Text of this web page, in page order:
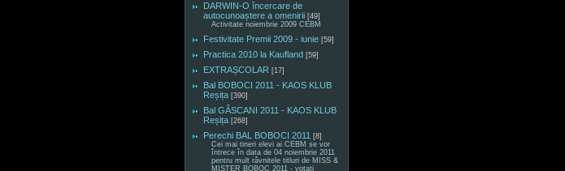
DARWIN-O încercare de
autocunoaștere a omenirii [49]
Activitate noiembrie 2009 CEBM
Festivitate Premii 2009 - iunie [59]
Practica 2010 la Kaufland [59]
EXTRAȘCOLAR [17]
Bal BOBOCI 2011 - KAOS KLUB
Reșița [390]
Bal GÂSCANI 2011 - KAOS KLUB
Reșița [268]
Perechi BAL BOBOCI 2011 [8]
Cei mai tineri elevi ai CEBM se vor
întrece în data de 04 noiembrie 2011
pentru mult râvnitele titluri de MISS &
MISTER BOBOC 2011 - votați